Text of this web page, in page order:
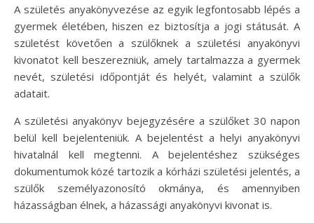
A születés anyakönyvezése az egyik legfontosabb lépés a
gyermek életében, hiszen ez biztosítja a jogi státusát. A
születést követően a szülőknek a születési anyakönyvi
kivonatot kell beszerezniük, amely tartalmazza a gyermek
nevét, születési időpontját és helyét, valamint a szülők
adatait.
A születési anyakönyv bejegyzésére a szülőket 30 napon
belül kell bejelenteniük. A bejelentést a helyi anyakönyvi
hivatalnál kell megtenni. A bejelentéshez szükséges
dokumentumok közé tartozik a kórházi születési jelentés, a
szülők személyazonosító okmánya, és amennyiben
házasságban élnek, a házassági anyakönyvi kivonat is.